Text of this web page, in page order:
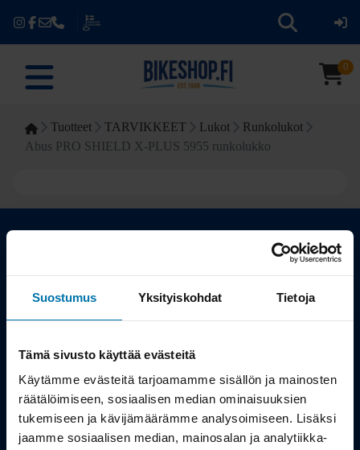
Suostumus Yksityiskohdat Tietoja
Tämä sivusto käyttää evästeitä
Käytämme evästeitä tarjoamamme sisällön ja mainosten
räätälöimiseen, sosiaalisen median ominaisuuksien
tukemiseen ja kävijämäärämme analysoimiseen. Lisäksi
jaamme sosiaalisen median, mainosalan ja analytiikka-
0
Tuotteet TARVIKKEET Lukot
Runkolukot
Abus PRO SHIELD X-PLUS 5955 runkolukko
Kauppa
Työsuhdepyörä
Info